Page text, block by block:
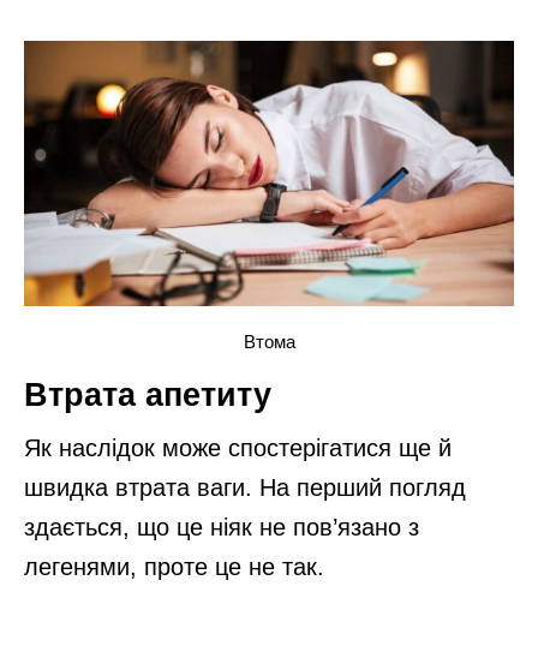
Втома
Втрата апетиту
Як наслідок може спостерігатися ще й
швидка втрата ваги. На перший погляд
здається, що це ніяк не пов’язано з
легенями, проте це не так.